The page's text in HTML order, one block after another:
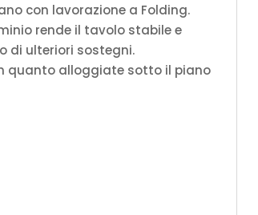
con lavorazione a Folding.
rende il tavolo stabile e
di ulteriori sostegni.
quanto alloggiate sotto il piano